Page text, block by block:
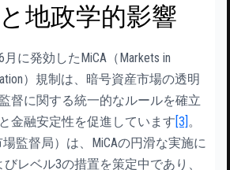
地政学的影響
に発効したMiCA（Markets in
）規制は、暗号資産市場の透明
督に関する統一的なルールを確立
金融安定性を促進しています[3] 。
場監督局）は、MiCAの円滑な実施に
レベル3の措置を策定中であり、